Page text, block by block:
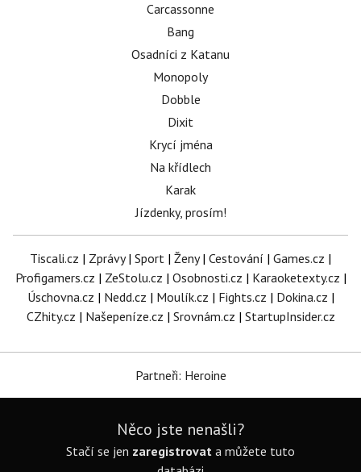
Carcassonne
Bang
Osadníci z Katanu
Monopoly
Dobble
Dixit
Krycí jména
Na křídlech
Karak
Jízdenky, prosím!
Tiscali.cz | Zprávy| Sport | Ženy| Cestování | Games.cz |
Profigamers.cz | ZeStolu.cz | Osobnosti.cz | Karaoketexty.cz |
Úschovna.cz | Nedd.cz | Moulík.cz | Fights.cz | Dokina.cz |
CZhity.cz | Našepeníze.cz | Srovnám.cz | StartupInsider.cz
Partneři: Heroine
Něco jste nenašli?
Stačí se jen zaregistrovat a můžete tuto